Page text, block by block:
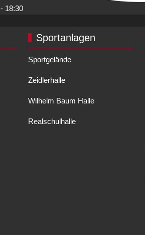
- 18:30
Sportanlagen
Sportgelände
Zeidlerhalle
Wilhelm Baum Halle
Realschulhalle